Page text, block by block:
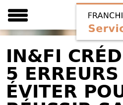
IN&FI
5
ÉVITER